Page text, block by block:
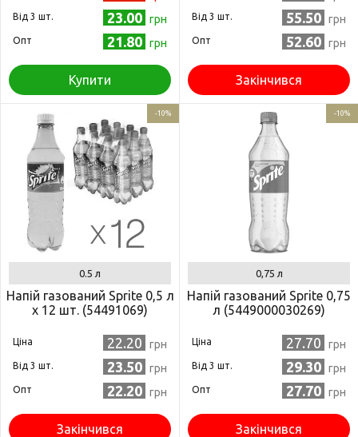
Від 3 шт. 23.00 грн
Опт 21.80 грн
Купити
Від 3 шт. 55.50 грн
Опт 52.60 грн
Закінчився
-10%
0.5 л
Напій газований Sprite 0,5 л
x 12 шт. (54491069)
Ціна 22.20 грн
Від 3 шт. 23.50 грн
Опт 22.20 грн
Закінчився
-10%
0,75 л
Напій газований Sprite 0,75
л (5449000030269)
Ціна 27.70 грн
Від 3 шт. 29.30 грн
Опт 27.70 грн
Закінчився